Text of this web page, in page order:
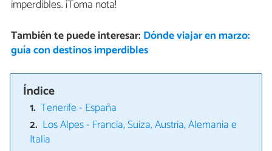
imperdibles. ¡Toma nota!
También te puede interesar: Dónde viajar en marzo:
guía con destinos imperdibles
Índice
Tenerife - España
Los Alpes - Francia, Suiza, Austria, Alemania e
Italia